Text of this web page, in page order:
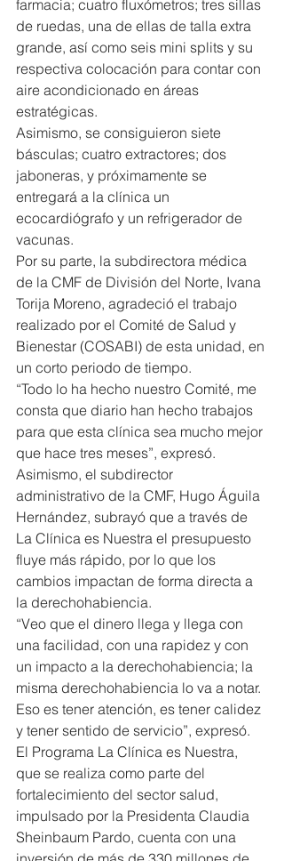
farmacia; cuatro fluxómetros; tres sillas
de ruedas, una de ellas de talla extra
grande, así como seis mini splits y su
respectiva colocación para contar con
aire acondicionado en áreas
estratégicas.
Asimismo, se consiguieron siete
básculas; cuatro extractores; dos
jaboneras, y próximamente se
entregará a la clínica un
ecocardiógrafo y un refrigerador de
vacunas.
Por su parte, la subdirectora médica
de la CMF de División del Norte, Ivana
Torija Moreno, agradeció el trabajo
realizado por el Comité de Salud y
Bienestar (COSABI) de esta unidad, en
un corto periodo de tiempo.
“Todo lo ha hecho nuestro Comité, me
consta que diario han hecho trabajos
para que esta clínica sea mucho mejor
que hace tres meses”, expresó.
Asimismo, el subdirector
administrativo de la CMF, Hugo Águila
Hernández, subrayó que a través de
La Clínica es Nuestra el presupuesto
fluye más rápido, por lo que los
cambios impactan de forma directa a
la derechohabiencia.
“Veo que el dinero llega y llega con
una facilidad, con una rapidez y con
un impacto a la derechohabiencia; la
misma derechohabiencia lo va a notar.
Eso es tener atención, es tener calidez
y tener sentido de servicio”, expresó.
El Programa La Clínica es Nuestra,
que se realiza como parte del
fortalecimiento del sector salud,
impulsado por la Presidenta Claudia
Sheinbaum Pardo, cuenta con una